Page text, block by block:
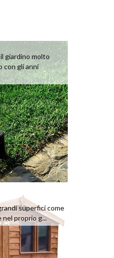
giardino molto
con gli anni
superfici come
proprio g...